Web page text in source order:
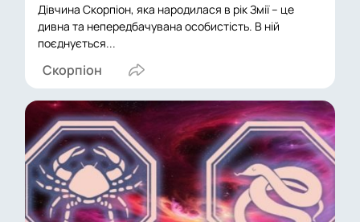
Дівчина Скорпіон, яка народилася в рік Змії – це
дивна та непередбачувана особистість. В ній
поєднується...
Скорпіон